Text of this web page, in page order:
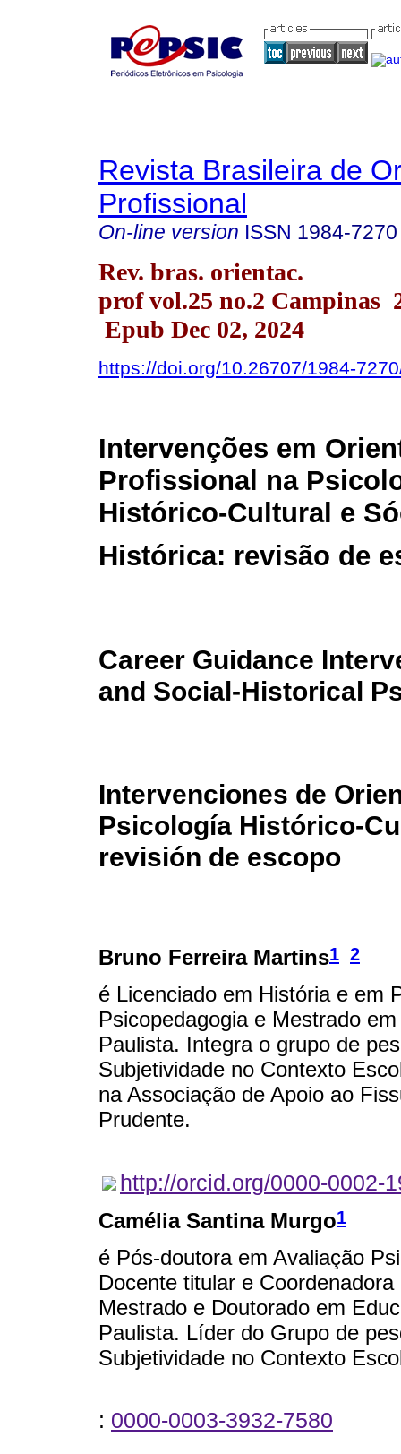
Revista Brasileira de
Profissional
On-line version ISSN 1984-7270
Rev. bras. orientac.
prof vol.25 no.2 Campinas
Epub Dec 02, 2024
https://doi.org/10.26707/1984-
Intervenções em
Profissional na
Histórico-Cultural e
Histórica: revisão de
Career Guidance
and Social-Historical
Intervenciones de
Psicología Histórico-
revisión de escopo
Bruno Ferreira Martins1 2
é Licenciado em História e em
Psicopedagogia e Mestrado
Paulista. Integra o grupo de
Subjetividade no Contexto
na Associação de Apoio ao
Prudente.
http://orcid.org/0000-0002-
Camélia Santina Murgo1
é Pós-doutora em Avaliação
Docente titular e
Mestrado e Doutorado em
Paulista. Líder do Grupo de
Subjetividade no Contexto
: 0000-0003-3932-7580